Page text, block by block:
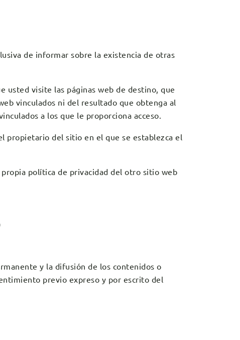
de informar sobre la existencia de otras
usted visite las páginas web de destino, que
vinculados ni del resultado que obtenga al
a los que le proporciona acceso.
propietario del sitio en el que se establezca el
política de privacidad del otro sitio web
y la difusión de los contenidos o
previo expreso y por escrito del